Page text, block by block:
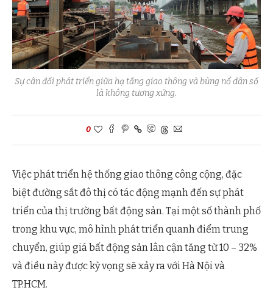
Sự cân đối phát triển giữa hạ tầng giao thông và bùng nổ dân số
là không tương xứng.
0
Việc phát triển hệ thống giao thông công cộng, đặc
biệt đường sắt đô thị có tác động mạnh đến sự phát
triển của thị trường bất động sản. Tại một số thành phố
trong khu vực, mô hình phát triển quanh điểm trung
chuyển, giúp giá bất động sản lân cận tăng từ 10 – 32%
và điều này được kỳ vọng sẽ xảy ra với Hà Nội và
TP.HCM.